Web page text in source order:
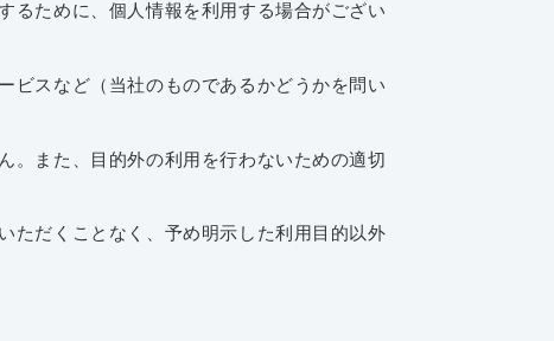
るために、個人情報を利用する場合がござい
ビスなど（当社のものであるかどうかを問い
。また、目的外の利用を行わないための適切
ただくことなく、予め明示した利用目的以外